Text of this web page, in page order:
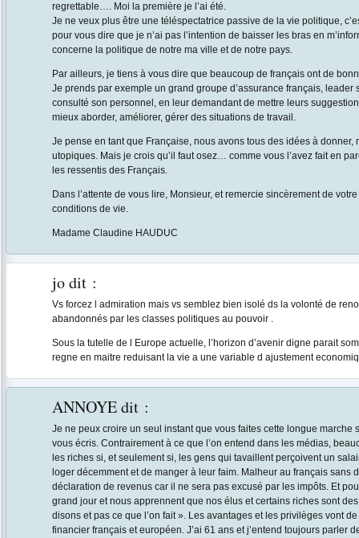
regrettable…. Moi la première je l’ai été.
Je ne veux plus être une téléspectatrice passive de la vie politique,
pour vous dire que je n’ai pas l’intention de baisser les bras en
concerne la politique de notre ma ville et de notre pays.
Par ailleurs, je tiens à vous dire que beaucoup de français ont de
Je prends par exemple un grand groupe d’assurance français, leader
consulté son personnel, en leur demandant de mettre leurs
mieux aborder, améliorer, gérer des situations de travail.
Je pense en tant que Française, nous avons tous des idées à donner,
utopiques. Mais je crois qu’il faut osez… comme vous l’avez fait en
les ressentis des Français.
Dans l’attente de vous lire, Monsieur, et remercie sincèrement de
conditions de vie.
Madame Claudine HAUDUC
jodit :
Vs forcez l admiration mais vs semblez bien isolé ds la volonté de
abandonnés par les classes politiques au pouvoir .
Sous la tutelle de l Europe actuelle, l’horizon d’avenir digne parait
regne en maitre reduisant la vie a une variable d ajustement
ANNOYEdit :
Je ne peux croire un seul instant que vous faites cette longue marche
vous écris. Contrairement à ce que l’on entend dans les médias,
les riches si, et seulement si, les gens qui tavaillent perçoivent un
loger décemment et de manger à leur faim. Malheur au français sans
déclaration de revenus car il ne sera pas excusé par les impôts. Et
grand jour et nous apprennent que nos élus et certains riches sont
disons et pas ce que l’on fait ». Les avantages et les privilèges vont
financier français et européen. J’ai 61 ans et j’entend toujours parler